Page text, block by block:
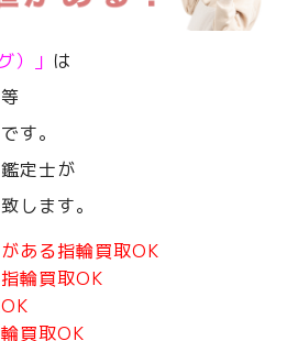
）」 は
す。
定士が
します。
ある指輪買取OK
輪買取OK
買取OK